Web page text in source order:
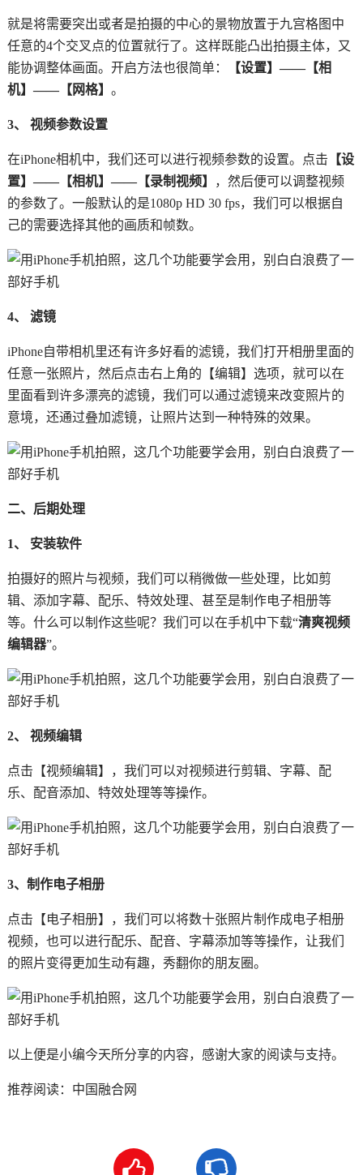
就是将需要突出或者是拍摄的中心的景物放置于九宫格图中
任意的4个交叉点的位置就行了。这样既能凸出拍摄主体，又
能协调整体画面。开启方法也很简单：
【设置】——【相
机】——【网格】 。
3、 视频参数设置
在iPhone相机中，我们还可以进行视频参数的设置。点击 【设
置】——【相机】——【录制视频】
，然后便可以调整视频
的参数了。一般默认的是1080p HD 30 fps，我们可以根据自
己的需要选择其他的画质和帧数。
4、 滤镜
iPhone自带相机里还有许多好看的滤镜，我们打开相册里面的
任意一张照片，然后点击右上角的【编辑】选项，就可以在
里面看到许多漂亮的滤镜，我们可以通过滤镜来改变照片的
意境，还通过叠加滤镜，让照片达到一种特殊的效果。
二、后期处理
1、 安装软件
拍摄好的照片与视频，我们可以稍微做一些处理，比如剪
辑、添加字幕、配乐、特效处理、甚至是制作电子相册等
等。什么可以制作这些呢？我们可以在手机中下载“清爽视频
编辑器”。
2、 视频编辑
点击【视频编辑】，我们可以对视频进行剪辑、字幕、配
乐、配音添加、特效处理等等操作。
3、制作电子相册
点击【电子相册】，我们可以将数十张照片制作成电子相册
视频，也可以进行配乐、配音、字幕添加等等操作，让我们
的照片变得更加生动有趣，秀翻你的朋友圈。
以上便是小编今天所分享的内容，感谢大家的阅读与支持。
推荐阅读： 中国融合网
 